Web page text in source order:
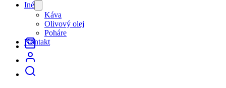
Iné
menu
Káva
Olivový olej
Poháre
Kontakt